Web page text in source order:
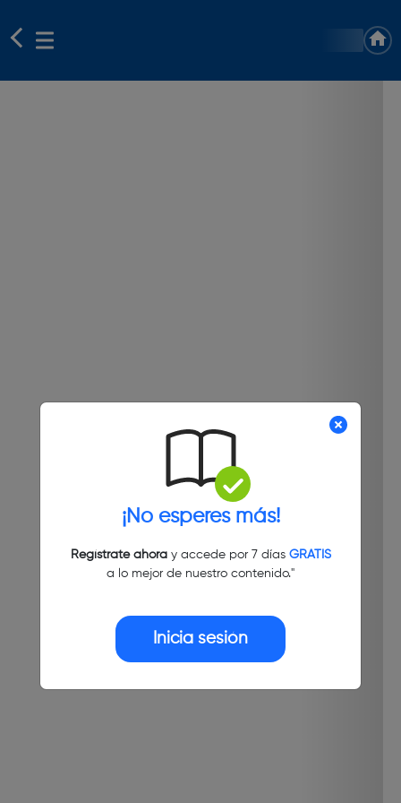
¡No esperes más!
Regístrate ahoray accede por 7 días GRATIS
a lo mejor de nuestro contenido."
Inicia sesión